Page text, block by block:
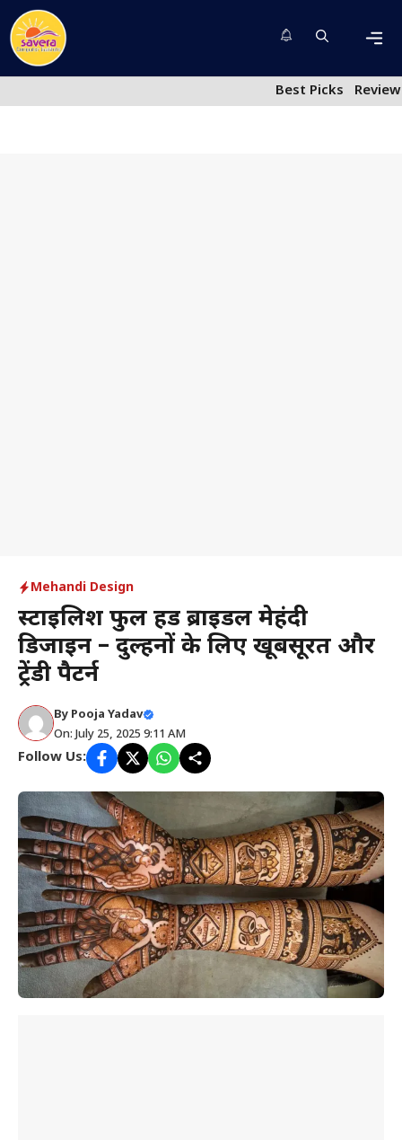
Skip
to
content
Best Picks
Mehandi Design
स्टाइलिश फुल हैंड ब्राइडल मेहंदी
डिजाइन – दुल्हनों के लिए खूबसूरत और
ट्रेंडी पैटर्न
By Pooja Yadav
On: July 25, 2025 9:11 AM
Follow Us: